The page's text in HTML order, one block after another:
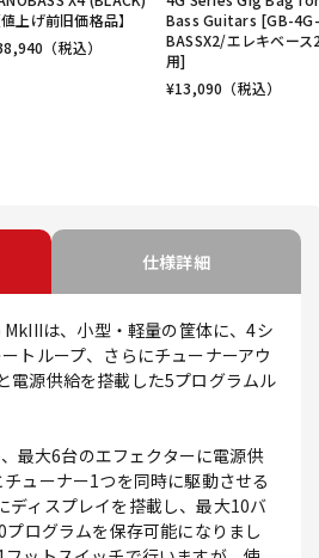
値上げ前旧価格品】
（税込）
Bass Guitars [GB-4G-
BASSX2/エレキベース
用]
¥13,090 （税込）
仕様詳細
は、小型・軽量の筐体に、4シ
トループ、さらにチューナーアウ
電源供給を搭載した5プログラムル
最大6台のエフェクターに電源供
ューナー1つを同時に駆動させる
ディスプレイを搭載し、最大10バ
ログラムを保存可能になりまし